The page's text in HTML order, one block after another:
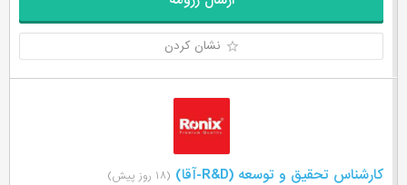
نشان کردن
کارشناس تحقیق و توسعه (R&D-آقا) (۱۸ روز پیش)